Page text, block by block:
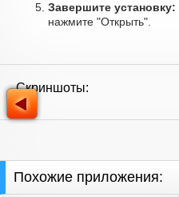
Завершите установку:
нажмите "Открыть".
Скриншоты:
Похожие приложения: